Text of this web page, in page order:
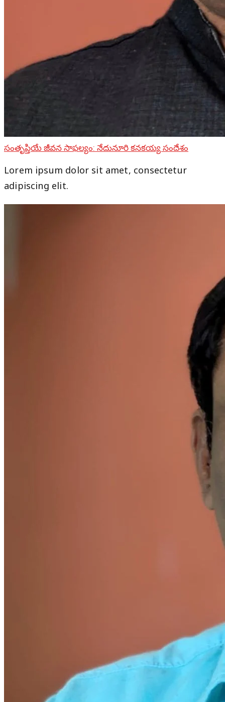
సంతృప్తియే జీవన సాఫల్యం: నేదునూరి కనకయ్య సందేశం
Lorem ipsum dolor sit amet, consectetur
adipiscing elit.